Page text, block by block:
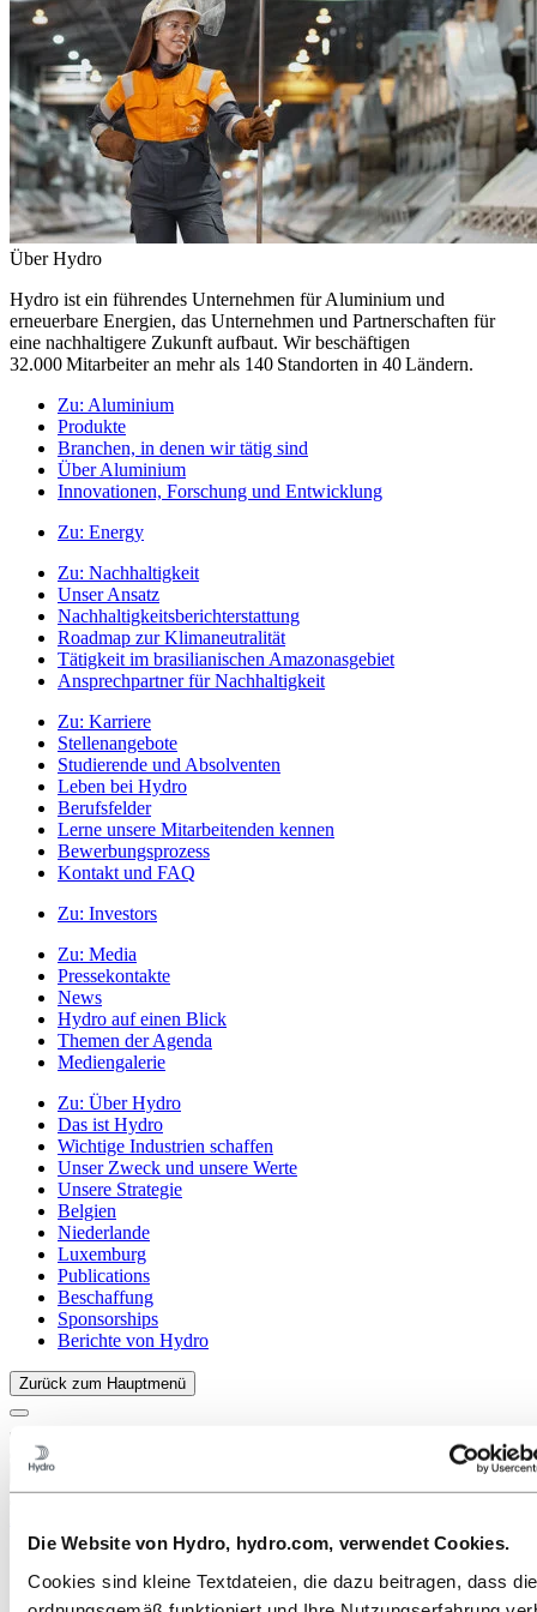
Die Website von Hydro, hydro.com, verwendet Cookies.
Cookies sind kleine Textdateien, die dazu beitragen, dass
Über Hydro
Hydro ist ein führendes Unternehmen für Aluminium und
erneuerbare Energien, das Unternehmen und Partnerschaften für
eine nachhaltigere Zukunft aufbaut. Wir beschäftigen
32.000 Mitarbeiter an mehr als 140 Standorten in 40 Ländern.
Zu: Aluminium
Produkte
Branchen, in denen wir tätig sind
Über Aluminium
Innovationen, Forschung und Entwicklung
Zu: Energy
Zu: Nachhaltigkeit
Unser Ansatz
Nachhaltigkeitsberichterstattung
Roadmap zur Klimaneutralität
Tätigkeit im brasilianischen Amazonasgebiet
Ansprechpartner für Nachhaltigkeit
Zu: Karriere
Stellenangebote
Studierende und Absolventen
Leben bei Hydro
Berufsfelder
Lerne unsere Mitarbeitenden kennen
Bewerbungsprozess
Kontakt und FAQ
Zu: Investors
Zu: Media
Pressekontakte
News
Hydro auf einen Blick
Themen der Agenda
Mediengalerie
Zu: Über Hydro
Das ist Hydro
Wichtige Industrien schaffen
Unser Zweck und unsere Werte
Unsere Strategie
Belgien
Niederlande
Luxemburg
Publications
Beschaffung
Sponsorships
Berichte von Hydro
Zurück zum Hauptmenü
Schließen
Branchen, in denen wir tätig sind
Automobilindustrie